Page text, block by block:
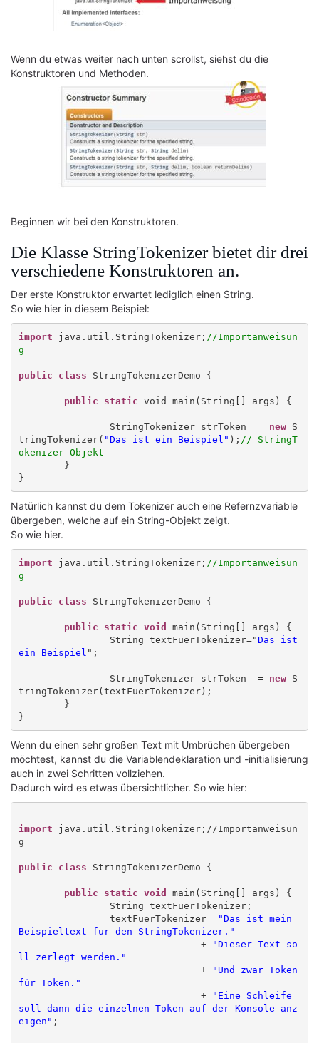
Wenn du etwas weiter nach unten scrollst, siehst du die
Konstruktoren und Methoden.
Beginnen wir bei den Konstruktoren.
Die Klasse StringTokenizer bietet dir drei
verschiedene Konstruktoren an.
Der erste Konstruktor erwartet lediglich einen String.
So wie hier in diesem Beispiel:
import java.util.StringTokenizer; //Importanweisun
g
public class StringTokenizerDemo {
public static void main(String[] args) {
		StringTokenizer strToken  =
new S
tringTokenizer( "Das ist ein Beispiel" ); // StringT
okenizer Objekt
Natürlich kannst du dem Tokenizer auch eine Refernzvariable
übergeben, welche auf ein String-Objekt zeigt.
So wie hier.
import java.util.StringTokenizer; //Importanweisun
g
public class StringTokenizerDemo {
public static void
main(String[] args) {
		String textFuerTokenizer="
Das ist
ein Beispiel ";
		StringTokenizer strToken  =
new S
tringTokenizer(textFuerTokenizer);
Wenn du einen sehr großen Text mit Umbrüchen übergeben
möchtest, kannst du die Variablendeklaration und -initialisierung
auch in zwei Schritten vollziehen.
Dadurch wird es etwas übersichtlicher. So wie hier:
import java.util.StringTokenizer;//Importanweisun
g
public class StringTokenizerDemo {
public static void
main(String[] args) {
		textFuerTokenizer=
"Das ist mein
Beispieltext für den StringTokenizer."
				+
"Dieser Text so
ll zerlegt werden."
				+
"Und zwar Token
für Token."
				+
"Eine Schleife
soll dann die einzelnen Token auf der Konsole anz
eigen" ;